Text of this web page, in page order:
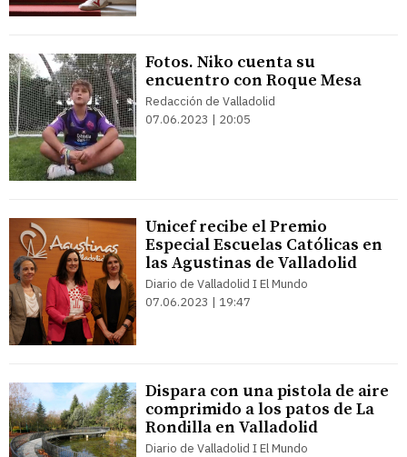
Fotos. Niko cuenta su
encuentro con Roque Mesa
Redacción de Valladolid
07.06.2023 | 20:05
Unicef recibe el Premio
Especial Escuelas Católicas en
las Agustinas de Valladolid
Diario de Valladolid I El Mundo
07.06.2023 | 19:47
Dispara con una pistola de aire
comprimido a los patos de La
Rondilla en Valladolid
Diario de Valladolid I El Mundo